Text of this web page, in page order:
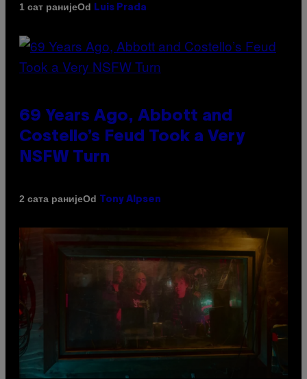
1 сат ранијеOd Luis Prada
69 Years Ago, Abbott and
Costello’s Feud Took a Very
NSFW Turn
2 сата ранијеOd Tony Alpsen